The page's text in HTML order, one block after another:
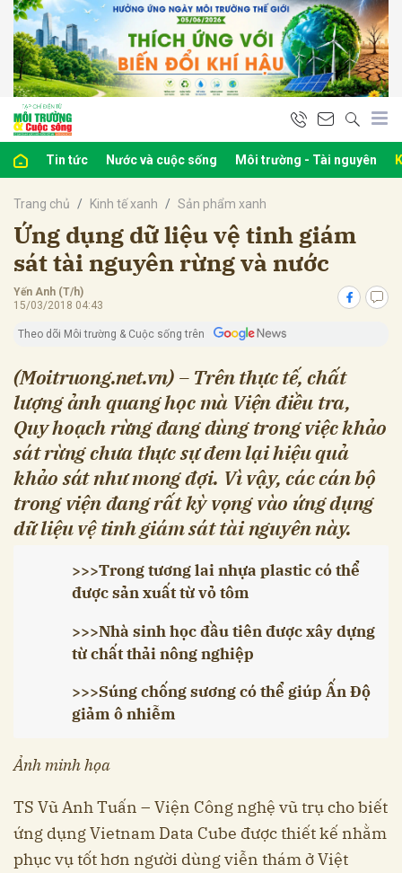
Tin tức Nước và cuộc sống Môi trường - Tài nguyên
Trang chủ Kinh tế xanh Sản phẩm xanh
Ứng dụng dữ liệu vệ tinh giám
sát tài nguyên rừng và nước
Yến Anh (T/h)
15/03/2018 04:43
Theo dõi Môi trường & Cuộc sống trên
(Moitruong.net.vn) – Trên thực tế, chất
lượng ảnh quang học mà Viện điều tra,
Quy hoạch rừng đang dùng trong việc khảo
sát rừng chưa thực sự đem lại hiệu quả
khảo sát như mong đợi. Vì vậy, các cán bộ
trong viện đang rất kỳ vọng vào ứng dụng
dữ liệu vệ tinh giám sát tài nguyên này.
>>>Trong tương lai nhựa plastic có thể
được sản xuất từ vỏ tôm
>>>Nhà sinh học đầu tiên được xây dựng
từ chất thải nông nghiệp
>>>Súng chống sương có thể giúp Ấn Độ
giảm ô nhiễm
Ảnh minh họa
TS Vũ Anh Tuấn – Viện Công nghệ vũ trụ cho biết
ứng dụng Vietnam Data Cube được thiết kế nhằm
phục vụ tốt hơn người dùng viễn thám ở Việt
luận